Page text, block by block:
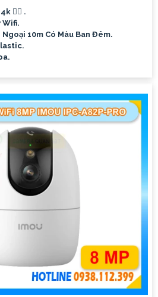
👍🏾 .
Wifi.
Ngoại 10m Có Màu Ban Ðêm.